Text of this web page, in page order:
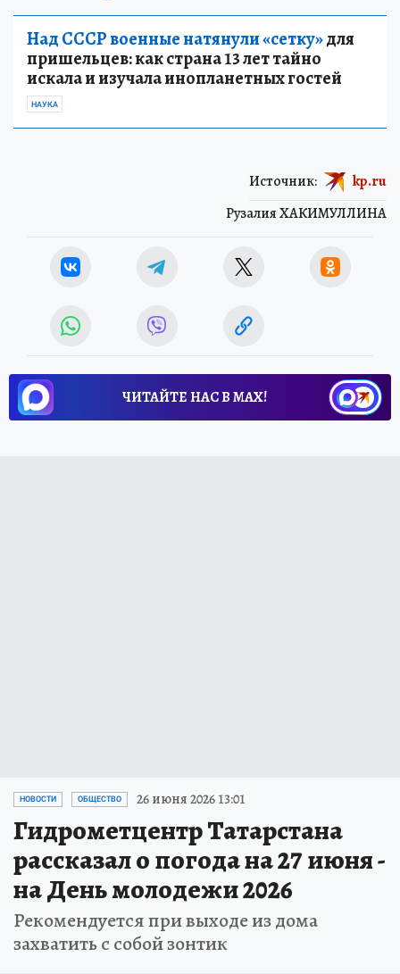
Над СССР военные натянули «сетку»для
пришельцев: как страна 13 лет тайно
искала и изучала инопланетных гостей
НАУКА
Рузалия ХАКИМУЛЛИНА
Источник: kp.ru
ЧИТАЙТЕ НАС В МАХ!
НОВОСТИ ОБЩЕСТВО 26 июня 2026 13:01
Гидрометцентр Татарстана
рассказал о погода на 27 июня -
на День молодежи 2026
Рекомендуется при выходе из дома
захватить с собой зонтик